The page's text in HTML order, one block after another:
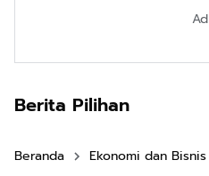
Ad
Berita Pilihan
Beranda Ekonomi dan Bisnis